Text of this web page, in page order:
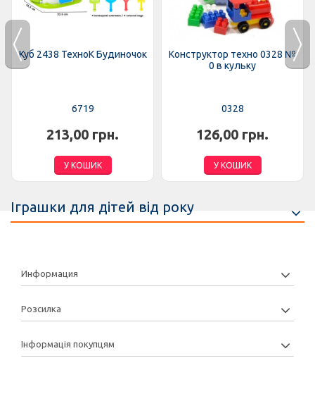
Куб 2438 ТехноК Будиночок
6719
213,00 грн.
У КОШИК
Конструктор техно 0328 №
0 в кульку
0328
126,00 грн.
У КОШИК
Іграшки для дітей від року
Информация
Розсилка
Інформація покупцям